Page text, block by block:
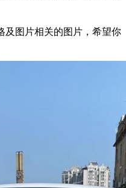
及图片相关的图片，希望你